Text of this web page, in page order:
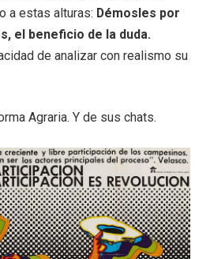
a estas alturas: Démosles por
el beneficio de la duda.
de analizar con realismo su
Agraria. Y de sus chats.